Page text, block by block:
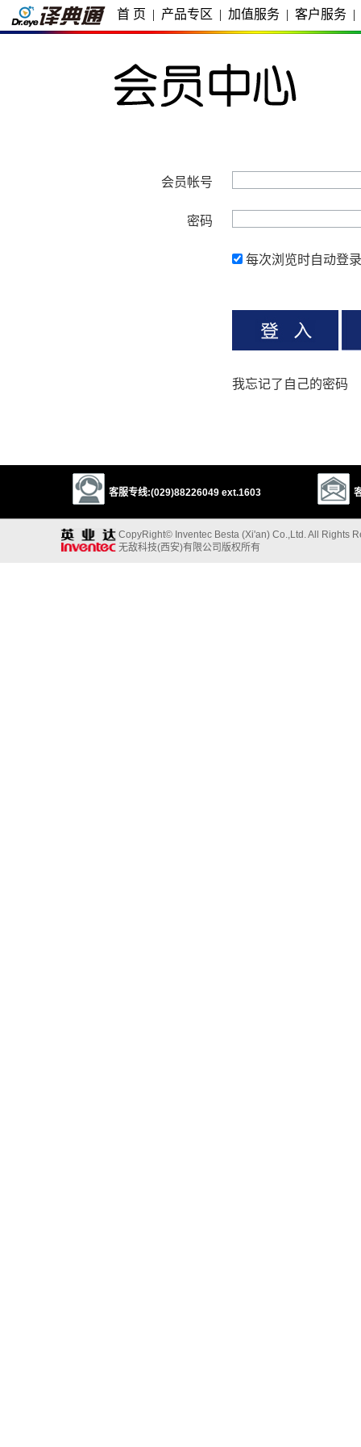
首 页 | 产品专区 | 加值服务 | 客户服务 |
会员帐号
密码
每次浏览时自动登录
我忘记了自己的密码
客服专线:(029)88226049 ext.1603
CopyRight© Inventec Besta (Xi'an) Co.,Ltd. All Rights
无敌科技(西安)有限公司版权所有